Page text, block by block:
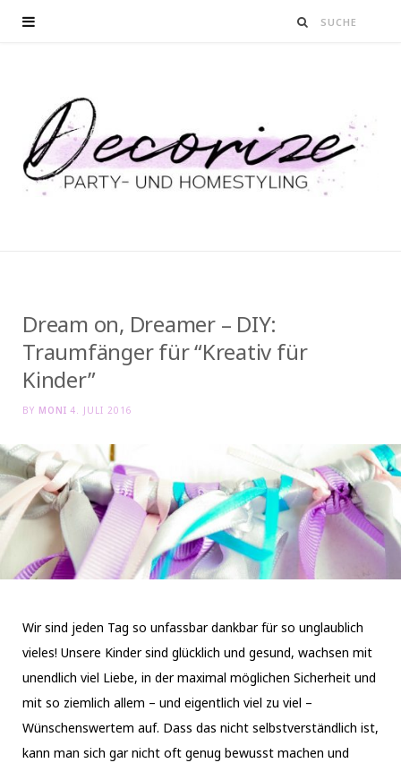
Dream on, Dreamer – DIY:
Traumfänger für “Kreativ für
Kinder”
BY MONI 4. JULI 2016
Wir sind jeden Tag so unfassbar dankbar für so unglaublich
vieles! Unsere Kinder sind glücklich und gesund, wachsen mit
unendlich viel Liebe, in der maximal möglichen Sicherheit und
mit so ziemlich allem – und eigentlich viel zu viel –
Wünschenswertem auf. Dass das nicht selbstverständlich ist,
kann man sich gar nicht oft genug bewusst machen und